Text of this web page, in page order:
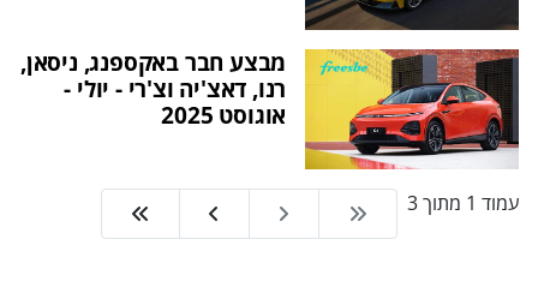
מבצע חבר באקספנג, ניסאן,
רנו, דאצ'יה וצ'רי - יולי -
אוגוסט 2025
עמוד 1 מתוך 3